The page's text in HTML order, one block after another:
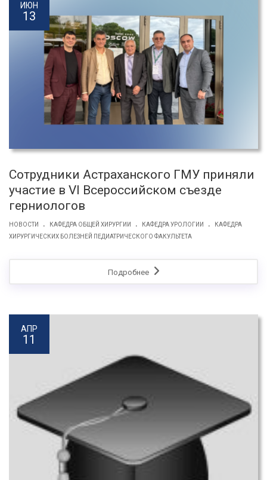
ИЮН
13
Сотрудники Астраханского ГМУ приняли
участие в VI Всероссийском съезде
герниологов
НОВОСТИ . КАФЕДРА ОБЩЕЙ ХИРУРГИИ . КАФЕДРА УРОЛОГИИ .
КАФЕДРА
ХИРУРГИЧЕСКИХ БОЛЕЗНЕЙ ПЕДИАТРИЧЕСКОГО ФАКУЛЬТЕТА
Подробнее
АПР
11